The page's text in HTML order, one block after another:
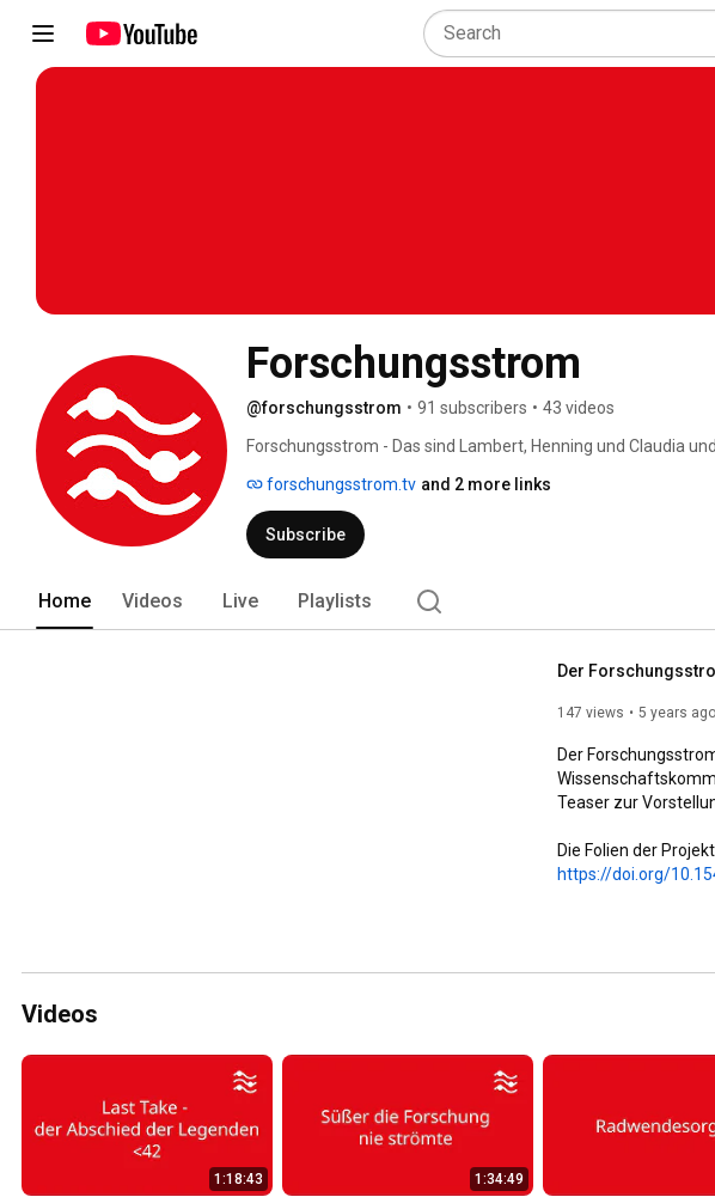
Forschungsstrom
@forschungsstrom • 91 subscribers • 43 videos
Forschungsstrom - Das sind Lambert, Henning und Claudia
forschungsstrom.tv and 2 more links
Subscribe
Home Videos Live Playlists
147 views 5 years ago
Der
Teaser zur
https://doi.org/
Videos
1:18:43 1:34:49